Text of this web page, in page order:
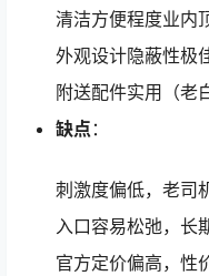
清洁方便程度业内
外观设计隐蔽性极
附送配件实用（老
缺点 ：
刺激度偏低，老司
入口容易松弛，长
官方定价偏高，性